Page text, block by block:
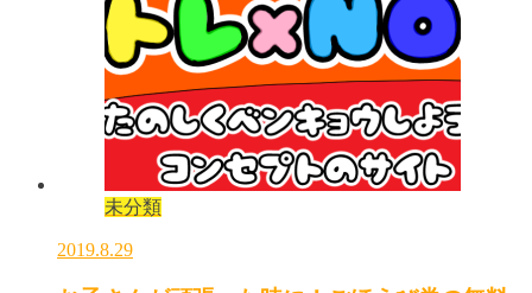
未分類
2019.8.29